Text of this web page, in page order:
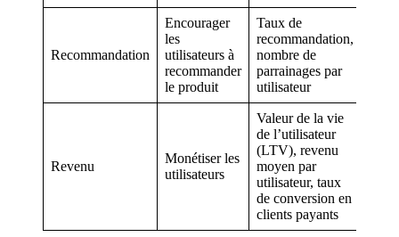
Recommandation
Encourager
les
utilisateurs à
recommander
le produit
Taux de
recommandation,
nombre de
parrainages par
utilisateur
Revenu
Monétiser les
utilisateurs
Valeur de la vie
de l’utilisateur
(LTV), revenu
moyen par
utilisateur, taux
de conversion en
clients payants